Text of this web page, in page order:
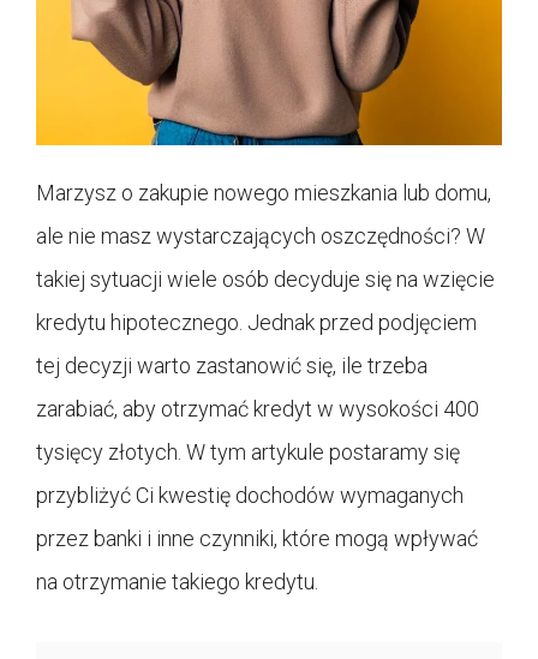
Marzysz o zakupie nowego mieszkania lub domu,
ale nie masz wystarczających oszczędności? W
takiej sytuacji wiele osób decyduje się na wzięcie
kredytu hipotecznego. Jednak przed podjęciem
tej decyzji warto zastanowić się, ile trzeba
zarabiać, aby otrzymać kredyt w wysokości 400
tysięcy złotych. W tym artykule postaramy się
przybliżyć Ci kwestię dochodów wymaganych
przez banki i inne czynniki, które mogą wpływać
na otrzymanie takiego kredytu.